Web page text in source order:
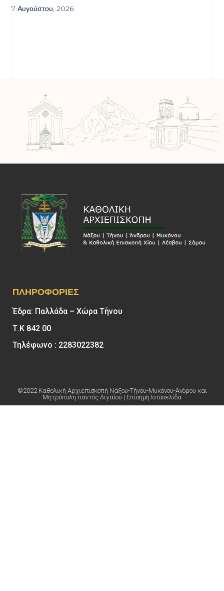
7 Αυγούστου, 2026
ΠΛΗΡΟΦΟΡΊΕΣ
Έδρα: Παλλάδα – Χώρα Τήνου
Τ.Κ 842 00
Τηλέφωνο : 2283022382
©2022 Καθολική Αρχιεπισκοπή Νάξου-Τήνου-Μυκόνου-Άνδρου και
Μητρόπολη παντός Αιγαίου | Επίσημη Ιστοσελίδα